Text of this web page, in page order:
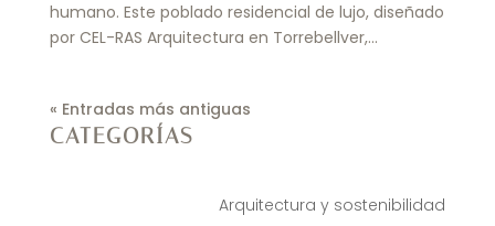
humano. Este poblado residencial de lujo, diseñado
por CEL-RAS Arquitectura en Torrebellver,...
« Entradas más antiguas
CATEGORÍAS
Arquitectura y sostenibilidad